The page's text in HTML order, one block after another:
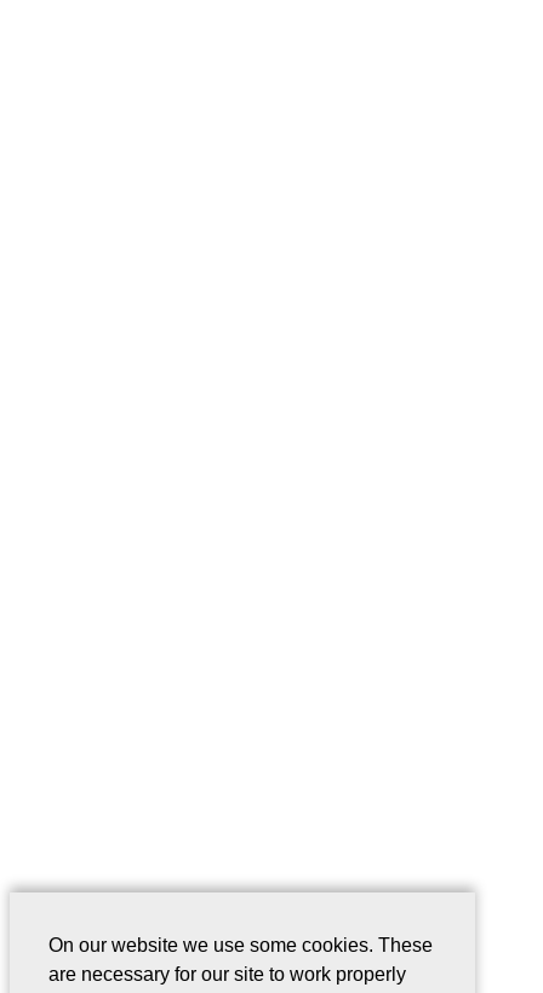
On our website we use some cookies. These
are necessary for our site to work properly